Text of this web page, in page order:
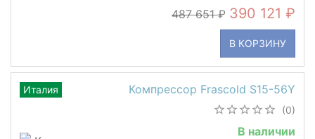
487 651 390 121
В КОРЗИНУ
Компрессор Frascold S15-56Y
(0)
В наличии
Италия